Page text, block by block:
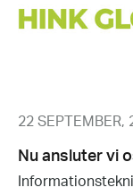
22 SEPTEMBER,
Nu ansluter vi